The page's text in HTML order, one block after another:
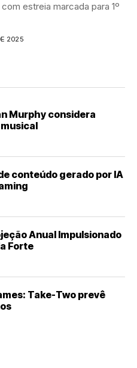
estreia marcada para 1º
2025
Murphy considera
conteúdo gerado por IA
Anual Impulsionado
Forte
Take-Two prevê